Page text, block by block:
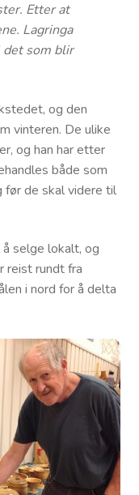
Etter at
Lagringa
som blir
og den
vinteren. De ulike
og han har etter
både som
før de skal videre til
selge lokalt, og
reist rundt fra
i nord for å delta